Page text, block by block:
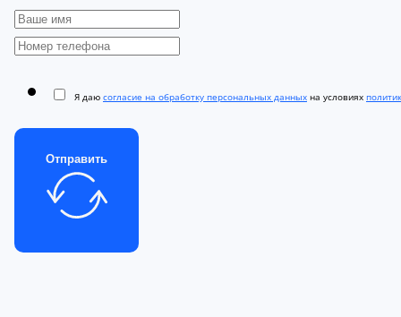
Я даю согласие на обработку персональных данных на условиях
Отправить